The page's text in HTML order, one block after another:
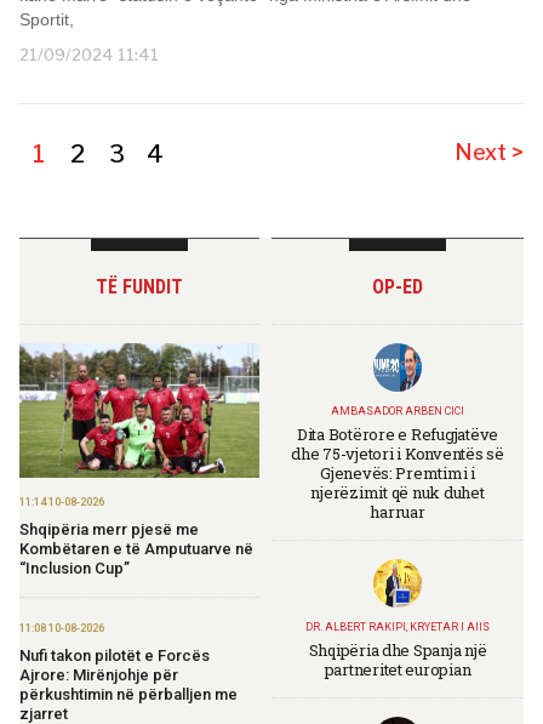
Sportit,
21/09/2024 11:41
1 2 3 4 Next >
TË FUNDIT
11:14 10-08-2026
Shqipëria merr pjesë me
Kombëtaren e të Amputuarve në
“Inclusion Cup”
11:08 10-08-2026
Nufi takon pilotët e Forcës
Ajrore: Mirënjohje për
përkushtimin në përballjen me
zjarret
OP-ED
AMBASADOR ARBEN CICI
Dita Botërore e Refugjatëve
dhe 75-vjetori i Konventës së
Gjenevës: Premtimi i
njerëzimit që nuk duhet
harruar
DR. ALBERT RAKIPI, KRYETAR I AIIS
Shqipëria dhe Spanja një
partneritet europian